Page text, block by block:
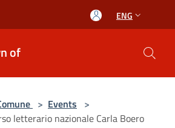
ENG
of
> Events >
letterario nazionale Carla Boero